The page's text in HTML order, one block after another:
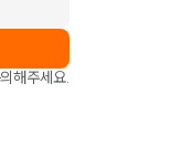
해주세요.